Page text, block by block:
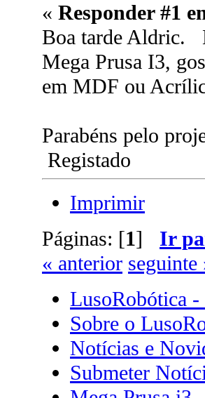
« Responder #1
Boa tarde Aldric.
Mega Prusa I3,
em MDF ou
Parabéns pelo
Registado
Imprimir
Páginas: [1] Ir
« anterior seguinte
LusoRobótica -
Sobre o
Notícias e
Submeter